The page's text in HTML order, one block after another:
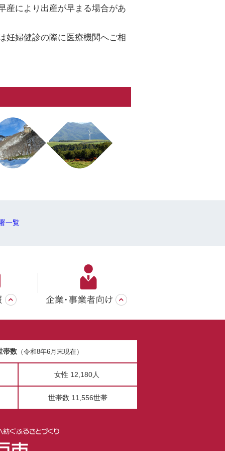
産により出産が早まる場合があ
妊婦健診の際に医療機関へご相
一覧
帯数（令和8年6月末現在）
女性 12,180人
世帯数 11,556世帯